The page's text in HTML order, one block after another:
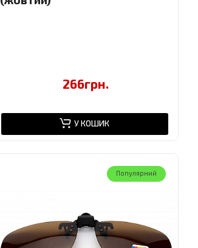
266грн.
У КОШИК
Популярний